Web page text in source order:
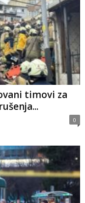
timovi za
0